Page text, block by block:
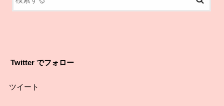
Twitter でフォロー
ツイート